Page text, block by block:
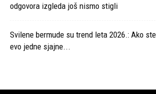
odgovora izgleda još nismo stigli
Svilene bermude su trend leta 2026.: Ako
evo jedne sjajne...